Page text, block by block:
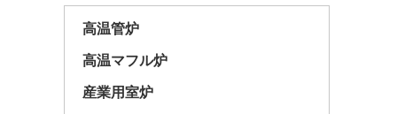
高温管炉
高温マフル炉
産業用室炉